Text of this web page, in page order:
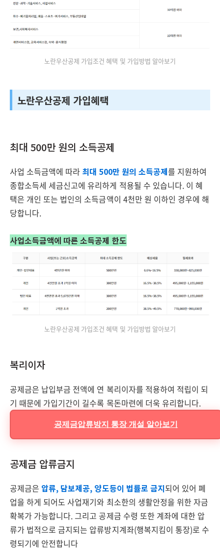
노란우산공제 가입조건 혜택 및 가입방법 알아보기
노란우산공제 가입혜택
최대 500만 원의 소득공제
사업 소득금액에 따라 최대 500만 원의 소득공제를 지원하여
종합소득세 세금신고에 유리하게 적용될 수 있습니다. 이 혜
택은 개인 또는 법인의 소득금액이 4천만 원 이하인 경우에 해
당합니다.
사업소득금액에 따른 소득공제 한도
노란우산공제 가입조건 혜택 및 가입방법 알아보기
복리이자
공제금은 납입부금 전액에 연 복리이자를 적용하여 적립이 되
기 때문에 가입기간이 길수록 목돈마련에 더욱 유리합니다.
공제금압류방지 통장 개설 알아보기
공제금 압류금지
공제금은 압류, 담보제공, 양도등이 법률로 금지되어 있어 폐
업을 하게 되어도 사업재기와 최소한의 생활안정을 위한 자금
확복가 가능합니다. 그리고 공제금 수령 또한 계좌에 대한 압
류가 법적으로 금지되는 압류방지계좌(행복지킴이 통장)로 수
령되기에 안전합니다